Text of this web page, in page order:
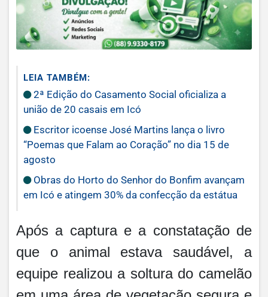
LEIA TAMBÉM:
2ª Edição do Casamento Social oficializa a
união de 20 casais em Icó
Escritor icoense José Martins lança o livro
“Poemas que Falam ao Coração” no dia 15 de
agosto
Obras do Horto do Senhor do Bonfim avançam
em Icó e atingem 30% da confecção da estátua
Após a captura e a constatação de
que o animal estava saudável, a
equipe realizou a soltura do camelão